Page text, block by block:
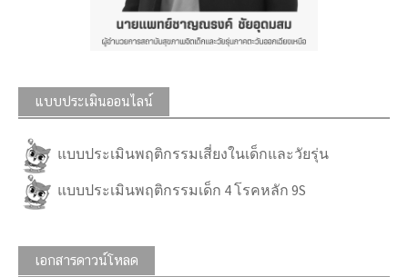
แบบประเมินออนไลน์
แบบประเมินพฤติกรรมเสี่ยงในเด็กและวัยรุ่น
แบบประเมินพฤติกรรมเด็ก 4 โรคหลัก 9S
เอกสารดาวน์โหลด